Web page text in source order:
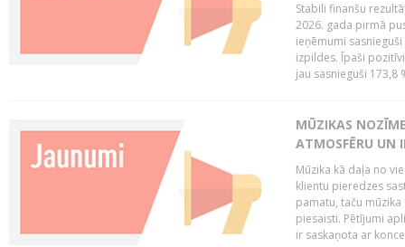
Stabili finanšu
2026. gada pirmā
ieņēmumi
izpildes. Īpaši
jau sasnieguši 173,8
MŪZIKAS
ATMOSFĒRU UN
Mūzika kā daļa no
klientu pieredzes
pamatu, taču
piesaisti. Pētījumi
ir saskaņota ar